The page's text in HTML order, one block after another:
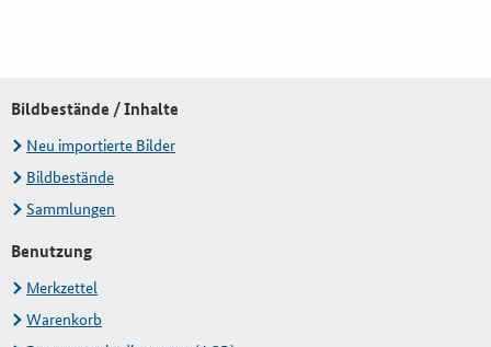
Bildbestände / Inhalte
Neu importierte Bilder
Bildbestände
Sammlungen
Benutzung
Merkzettel
Warenkorb